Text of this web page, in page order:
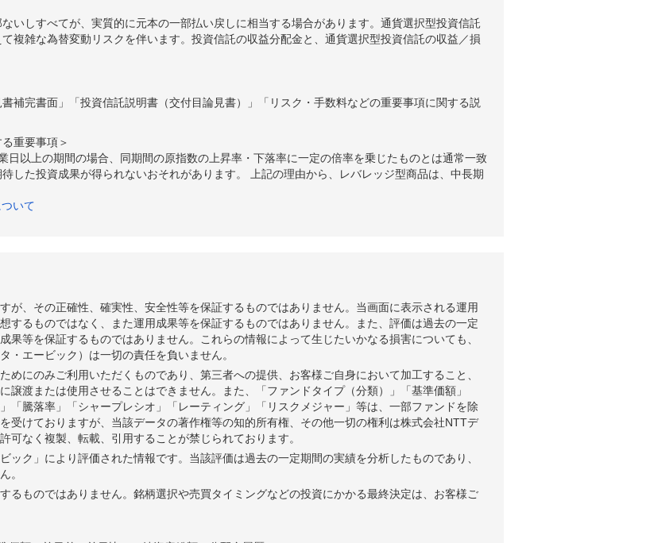
いしすべてが、実質的に元本の一部払い戻しに相当する場合があります。通貨選択型投資信託
複雑な為替変動リスクを伴います。投資信託の収益分配金と、通貨選択型投資信託の収益／損
補完書面」「投資信託説明書（交付目論見書）」「リスク・手数料などの重要事項に関する説
重要事項＞
日以上の期間の場合、同期間の原指数の上昇率・下落率に一定の倍率を乗じたものとは通常一致
した投資成果が得られないおそれがあります。 上記の理由から、レバレッジ型商品は、中長期
いて
が、その正確性、確実性、安全性等を保証するものではありません。当画面に表示される運用
するものではなく、また運用成果等を保証するものではありません。また、評価は過去の一定
果等を保証するものではありません。これらの情報によって生じたいかなる損害についても、
・エービック）は一切の責任を負いません。
めにのみご利用いただくものであり、第三者への提供、お客様ご自身において加工すること、
譲渡または使用させることはできません。また、「ファンドタイプ（分類）」「基準価額」
「騰落率」「シャープレシオ」「レーティング」「リスクメジャー」等は、一部ファンドを除
受けておりますが、当該データの著作権等の知的所有権、その他一切の権利は株式会社NTTデ
可なく複製、転載、引用することが禁じられております。
ック」により評価された情報です。当該評価は過去の一定期間の実績を分析したものであり、
。
るものではありません。銘柄選択や売買タイミングなどの投資にかかる最終決定は、お客様ご